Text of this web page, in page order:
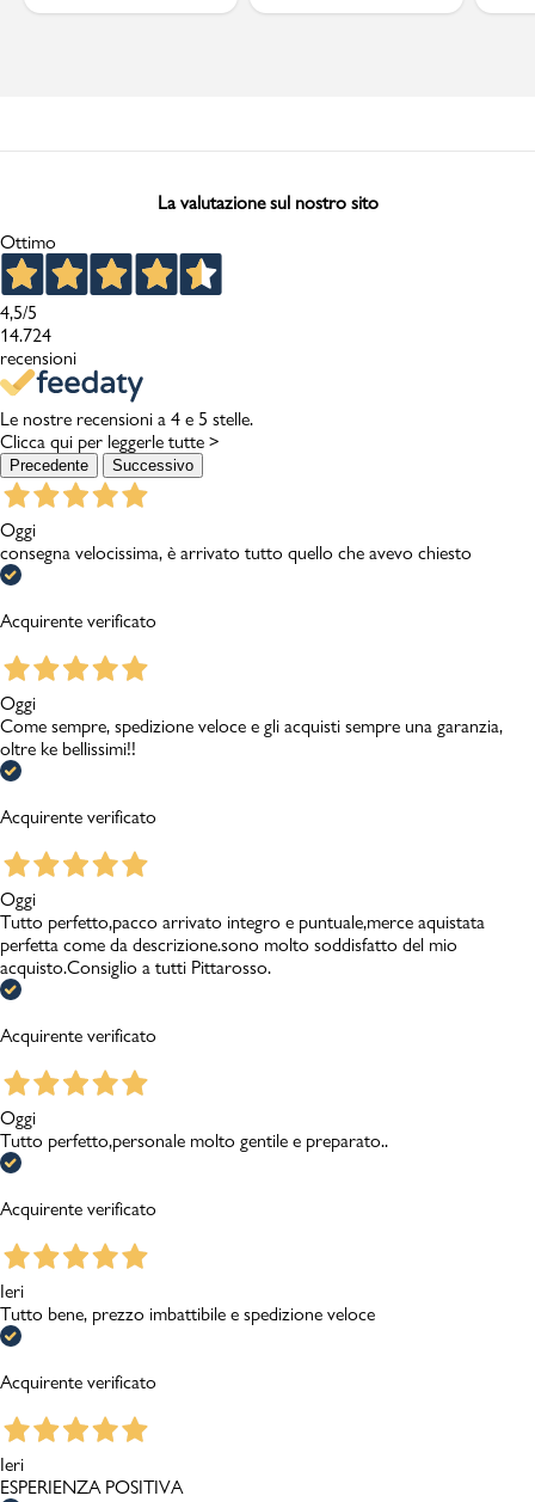
La valutazione sul nostro sito
Ottimo
4,5/5
14.724
recensioni
Le nostre recensioni a 4 e 5 stelle.
Clicca qui per leggerle tutte >
Precedente Successivo
Oggi
consegna velocissima, è arrivato tutto quello che avevo chiesto
Acquirente verificato
Oggi
Come sempre, spedizione veloce e gli acquisti sempre una garanzia,
oltre ke bellissimi!!
Acquirente verificato
Oggi
Tutto perfetto,pacco arrivato integro e puntuale,merce aquistata
perfetta come da descrizione.sono molto soddisfatto del mio
acquisto.Consiglio a tutti Pittarosso.
Acquirente verificato
Oggi
Tutto perfetto,personale molto gentile e preparato..
Acquirente verificato
Ieri
Tutto bene, prezzo imbattibile e spedizione veloce
Acquirente verificato
Ieri
ESPERIENZA POSITIVA